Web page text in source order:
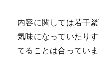
内容に関しては若干
気味になっていたり
てることは合ってい